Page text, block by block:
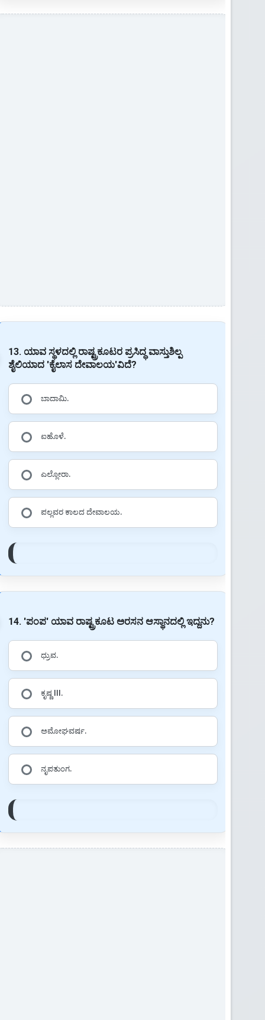
13. ಯಾವ ಸ್ಥಳದಲ್ಲಿ ರಾಷ್ಟ್ರಕೂಟರ ಪ್ರಸಿದ್ಧ ವಾಸ್ತುಶಿಲ್ಪ
ಶೈಲಿಯಾದ 'ಕೈಲಾಸ ದೇವಾಲಯ'ವಿದೆ?
ಬಾದಾಮಿ.
ಐಹೊಳೆ.
ಎಲ್ಲೋರಾ.
ಪಲ್ಲವರ ಕಾಲದ ದೇವಾಲಯ.
14. 'ಪಂಪ' ಯಾವ ರಾಷ್ಟ್ರಕೂಟ ಅರಸನ ಆಸ್ಥಾನದಲ್ಲಿ ಇದ್ದನು?
ಧ್ರುವ.
ಕೃಷ್ಣ III.
ಅಮೋಘವರ್ಷ.
ನೃಪತುಂಗ.